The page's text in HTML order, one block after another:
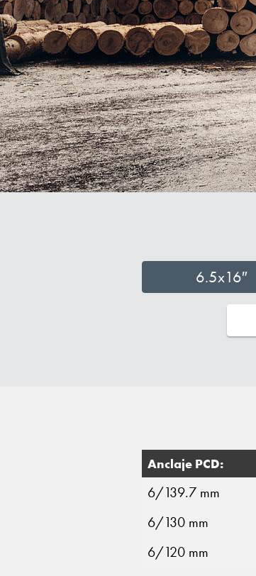
6.5x16″
Anclaje PCD:
6/139.7 mm
6/130 mm
6/120 mm